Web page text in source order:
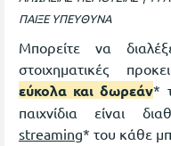
ΠΑΙΞΕ ΥΠΕΥΘΥΝΑ
Μπορείτε να
στοιχηματικές
εύκολα και δωρεάν*
παιχνίδια είναι
streaming* του κάθε